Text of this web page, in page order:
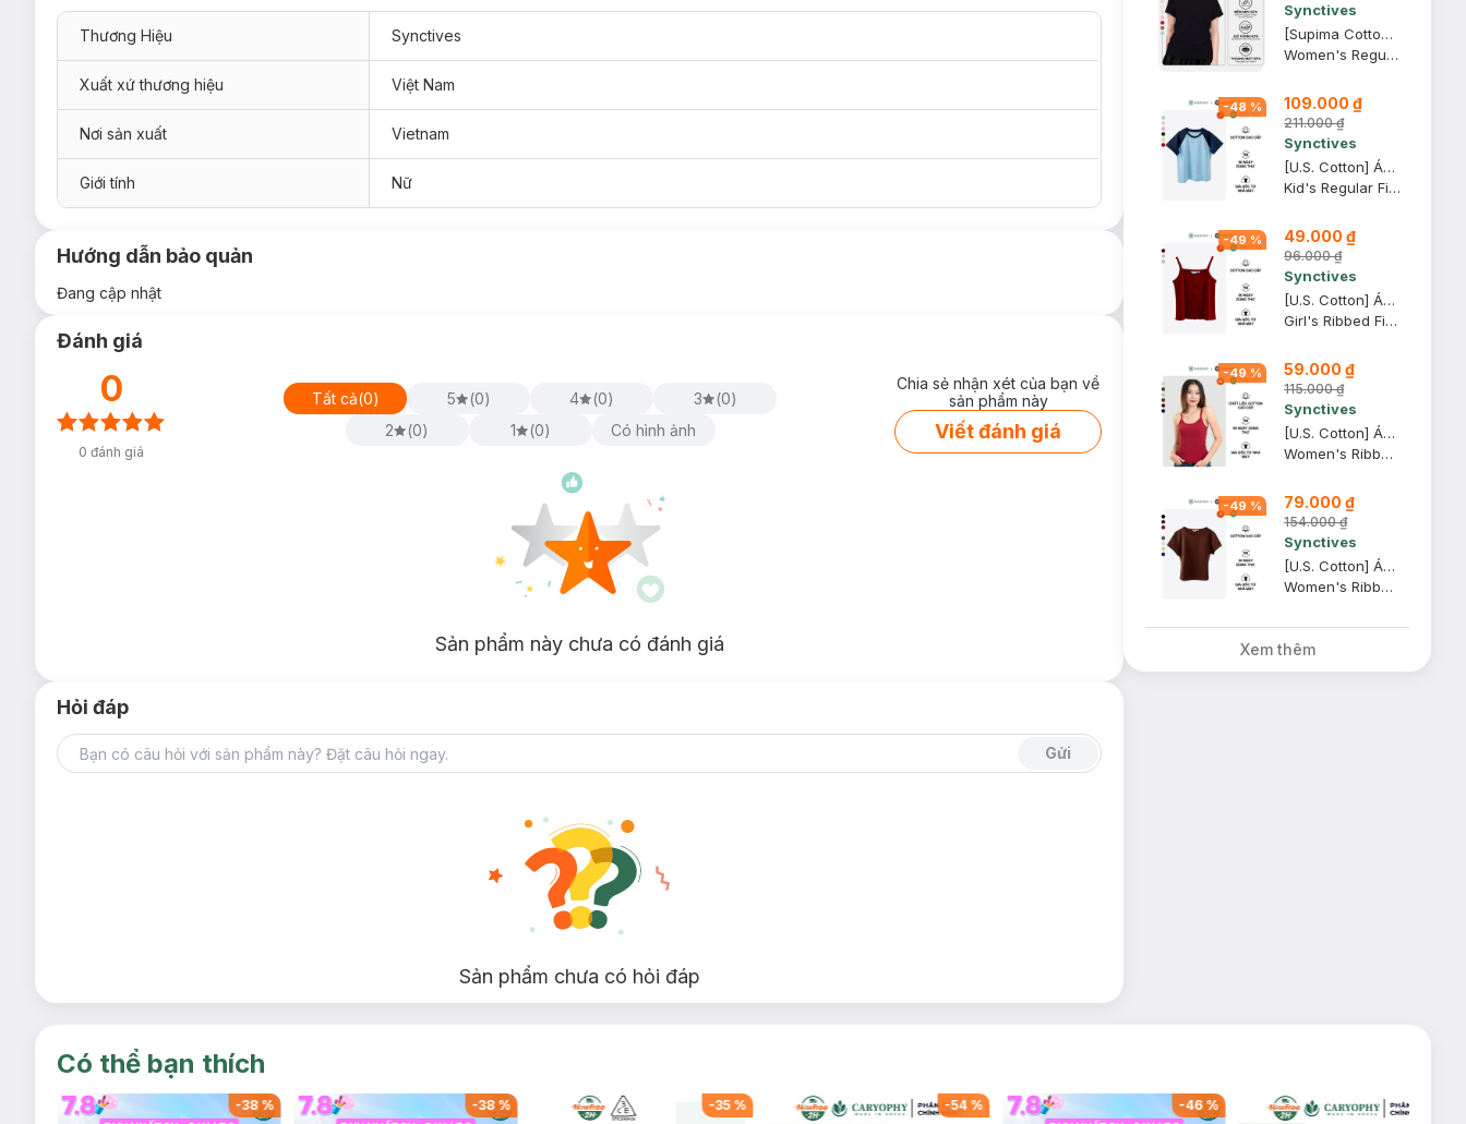
Thương Hiệu Synctives
Xuất xứ thương hiệu Việt Nam
Nơi sản xuất Vietnam
Giới tính Nữ
Hướng dẫn bảo quản
Đang cập nhật
Đánh giá
0
0 đánh giá
Tất cả(0) 5 (0) 4 (0) 3 (0)
2
(0) 1 (0) Có hình ảnh
Chia sẻ nhận xét của bạn về
sản phẩm này
Viết đánh giá
Sản phẩm này chưa có đánh giá
Hỏi đáp
Gửi
Sản phẩm chưa có hỏi đáp
Synctives
[Supima Cotton] Áo Thun Nữ Synctives Regular Fit, Đen, S - CWTS02
Women's Regular Fit Curved Hem T-Shirt
-48 % 109.000 ₫
211.000 ₫
Synctives
[U.S. Cotton] Áo Thun Tay Raglan Trẻ Em Synctives Regular Fit, Xanh Mây / Xanh Navy, 7 - CCTS0006
Kid's Regular Fit Raglan T-Shirt
-49 % 49.000 ₫
96.000 ₫
Synctives
[U.S. Cotton] Áo Hai Dây Trẻ Em Synctives Slim Fit, Đỏ Samba, 7 - CGCA0005
Girl's Ribbed Fitted Cami Top
-49 % 59.000 ₫
115.000 ₫
Synctives
[U.S. Cotton] Áo Hai Dây Nữ Synctives Slim Fit, Đỏ Samba, XL - CWCA0005
Women's Ribbed Fitted Cami Top
-49 % 79.000 ₫
154.000 ₫
Synctives
[U.S. Cotton] Áo Croptop Nữ Synctives Slim Fit, Đỏ Nâu Sẫm, S - CWTS0015
Women's Ribbed Cropped Fitted T-shirt
Xem thêm
Có thể bạn thích
-38% -38% -35% -54% -46%